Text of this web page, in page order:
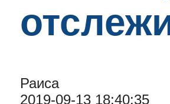
Раиса
2019-09-13 18:40:35